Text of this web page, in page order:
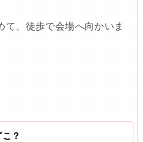
て、徒歩で会場へ向かいま
？